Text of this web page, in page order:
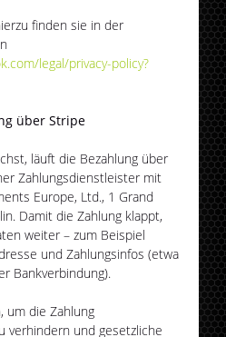
finden sie in der
legal/privacy-policy?
über Stripe
läuft die Bezahlung über
Zahlungsdienstleister mit
Europe, Ltd., 1 Grand
Damit die Zahlung klappt,
weiter – zum Beispiel
und Zahlungsinfos (etwa
Bankverbindung).
um die Zahlung
verhindern und gesetzliche